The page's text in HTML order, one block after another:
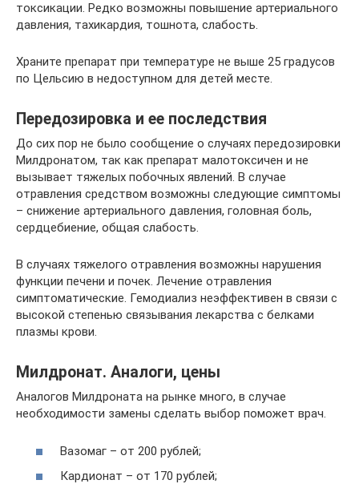
токсикации. Редко возможны повышение артериального
давления, тахикардия, тошнота, слабость.
Храните препарат при температуре не выше 25 градусов
по Цельсию в недоступном для детей месте.
Передозировка и ее последствия
До сих пор не было сообщение о случаях передозировки
Милдронатом, так как препарат малотоксичен и не
вызывает тяжелых побочных явлений. В случае
отравления средством возможны следующие симптомы
– снижение артериального давления, головная боль,
сердцебиение, общая слабость.
В случаях тяжелого отравления возможны нарушения
функции печени и почек. Лечение отравления
симптоматические. Гемодиализ неэффективен в связи с
высокой степенью связывания лекарства с белками
плазмы крови.
Милдронат. Аналоги, цены
Аналогов Милдроната на рынке много, в случае
необходимости замены сделать выбор поможет врач.
Вазомаг – от 200 рублей;
Кардионат – от 170 рублей;